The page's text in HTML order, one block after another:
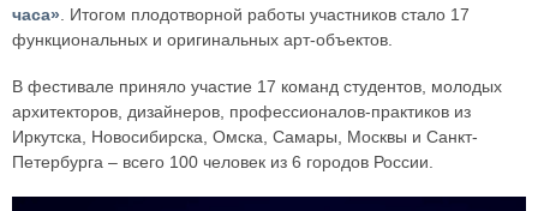
часа» . Итогом плодотворной работы участников стало 17
функциональных и оригинальных арт-объектов.
В фестивале приняло участие 17 команд студентов, молодых
архитекторов, дизайнеров, профессионалов-практиков из
Иркутска, Новосибирска, Омска, Самары, Москвы и Санкт-
Петербурга – всего 100 человек из 6 городов России.